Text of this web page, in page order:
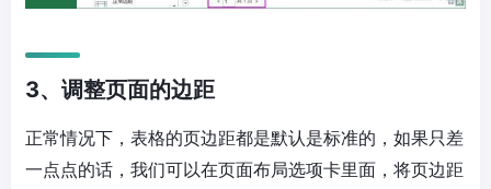
3、调整页面的边距
正常情况下，表格的页边距都是默认是标准的，如果只差
一点点的话，我们可以在页面布局选项卡里面，将页边距